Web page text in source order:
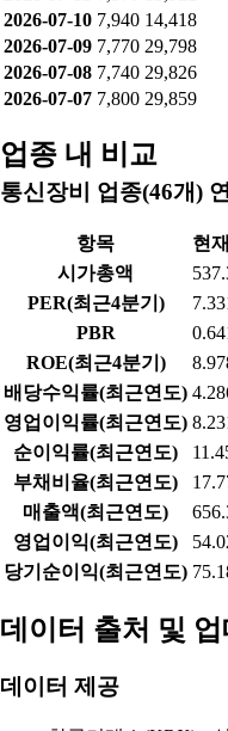
2026-07-10 7,940 14,418
2026-07-09 7,770 29,798
2026-07-08 7,740 29,826
2026-07-07 7,800 29,859
업종 내 비교
통신장비 업종(46개)
항목 현
시가총액
PER(최근4분기)
PBR
ROE(최근4분기)
배당수익률(최근연도)
영업이익률(최근연도)
순이익률(최근연도)
부채비율(최근연도)
매출액(최근연도)
영업이익(최근연도)
당기순이익(최근연도)
데이터 출처 및
데이터 제공